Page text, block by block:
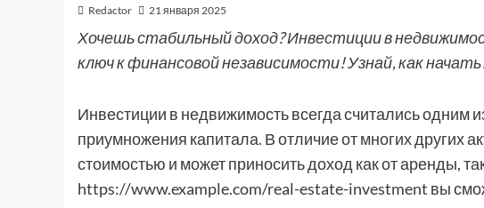
Redactor 21 января 2025
Хочешь стабильный доход? Инвестиции в
ключ к финансовой независимости! Узнай, как
Инвестиции в недвижимость всегда считались одним
приумножения капитала. В отличие от многих других
стоимостью и может приносить доход как от аренды,
https://www.example.com/real-estate-investment вы